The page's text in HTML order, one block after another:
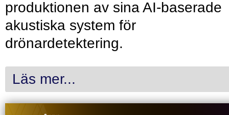
produktionen av sina AI-baserade
akustiska system för
drönardetektering.
Läs mer...